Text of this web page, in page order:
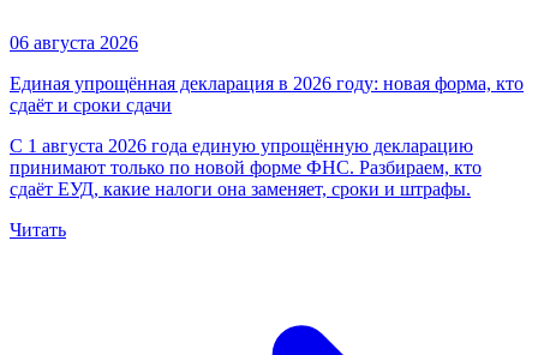
06 августа 2026
Единая упрощённая декларация в 2026 году: новая форма, кто
сдаёт и сроки сдачи
С 1 августа 2026 года единую упрощённую декларацию
принимают только по новой форме ФНС. Разбираем, кто
сдаёт ЕУД, какие налоги она заменяет, сроки и штрафы.
Читать